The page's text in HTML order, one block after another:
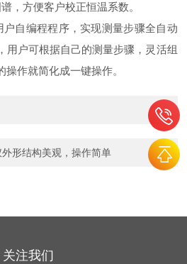
方便客户校正恒温系数。
自编程程序，实现测量步骤全自动
用户可根据自己的测量步骤，灵活组
作就简化成一键操作。
形结构美观，操作简单
关注我们